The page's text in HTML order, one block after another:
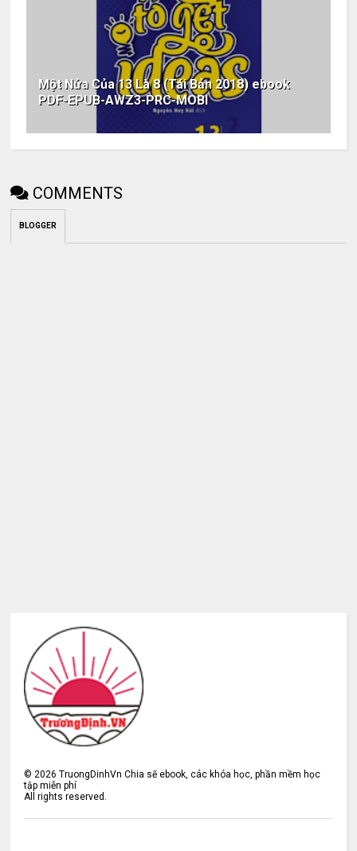
Một Nửa Của 13 Là 8 (Tái Bản 2018) ebook
PDF-EPUB-AWZ3-PRC-MOBI
COMMENTS
BLOGGER
©2026 TruongDinhVn Chia sẽ ebook, các khóa học, phần mềm học
tập miễn phí
All rights reserved.